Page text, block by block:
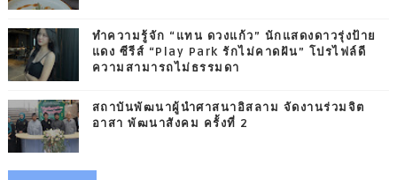
ทำความรู้จัก “แทน ดวงแก้ว” นักแสดงดาวรุ่งป้าย
แดง ซีรีส์ “Play Park รักไม่คาดฝัน” โปรไฟล์ดี
ความสามารถไม่ธรรมดา
สถาบันพัฒนาผู้นำศาสนาอิสลาม จัดงานร่วมจิต
อาสา พัฒนาสังคม ครั้งที่ 2